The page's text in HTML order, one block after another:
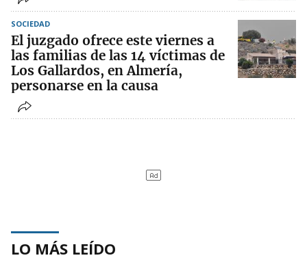
SOCIEDAD
El juzgado ofrece este viernes a
las familias de las 14 víctimas de
Los Gallardos, en Almería,
personarse en la causa
LO MÁS LEÍDO